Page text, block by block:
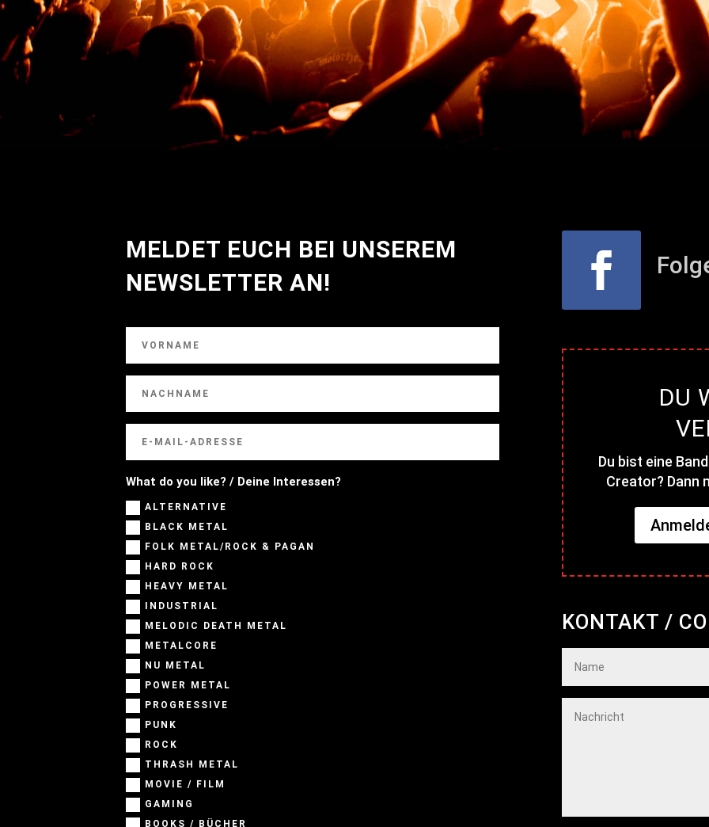
MELDET EUCH BEI UNSEREM
NEWSLETTER AN!
What do you like? / Deine Interessen?
ALTERNATIVE
BLACK METAL
FOLK METAL/ROCK & PAGAN
HARD ROCK
HEAVY METAL
INDUSTRIAL
MELODIC DEATH METAL
METALCORE
NU METAL
POWER METAL
PROGRESSIVE
PUNK
ROCK
THRASH METAL
MOVIE / FILM
GAMING
BOOKS / BÜCHER
DU
Du bist eine
Creator? Dann
KONTAKT /